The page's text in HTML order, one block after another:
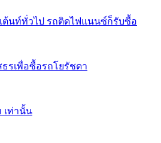
ต้นท์ทั่วไป รถติดไฟแนนซ์ก็รับซื้อ
รเพื่อซื้อรถโยรัชดา
เท่านั้น